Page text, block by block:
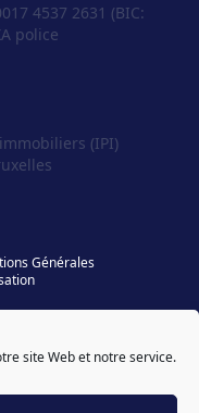
site Web et notre service.
4537 2631 (BIC:
police
(IPI)
Générales
by sweepbright